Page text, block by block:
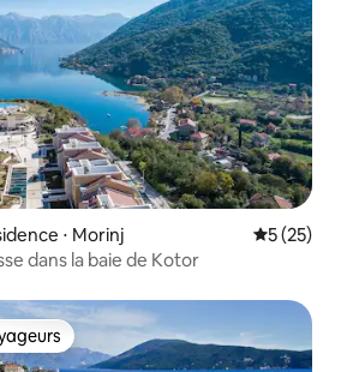
⋅ Morinj
5 (25)
dans la baie de Kotor
les plus appréciés